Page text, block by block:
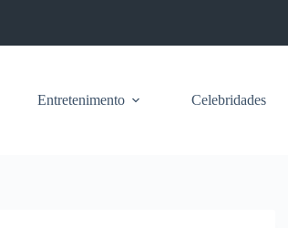
Entretenimento Celebridades